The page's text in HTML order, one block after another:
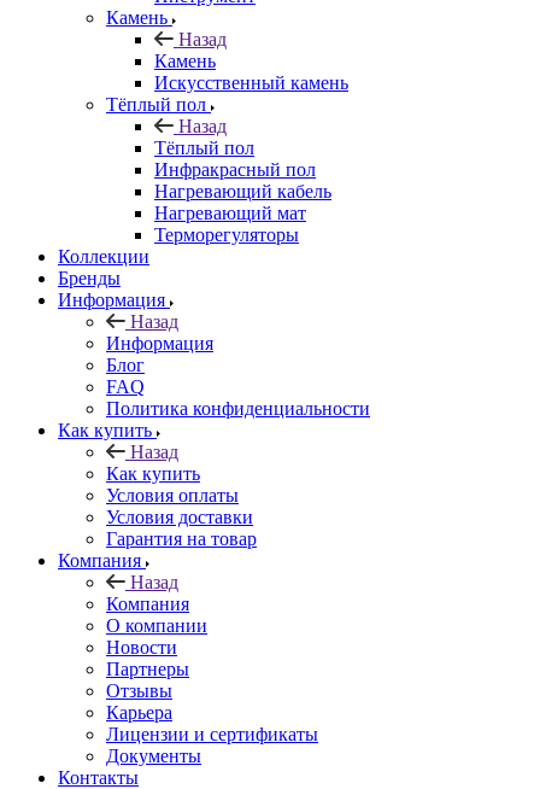
Камень
Назад
Камень
Искусственный камень
Тёплый пол
Назад
Тёплый пол
Инфракрасный пол
Нагревающий кабель
Нагревающий мат
Терморегуляторы
Коллекции
Бренды
Информация
Назад
Информация
Блог
FAQ
Политика конфиденциальности
Как купить
Назад
Как купить
Условия оплаты
Условия доставки
Гарантия на товар
Компания
Назад
Компания
О компании
Новости
Партнеры
Отзывы
Карьера
Лицензии и сертификаты
Документы
Контакты